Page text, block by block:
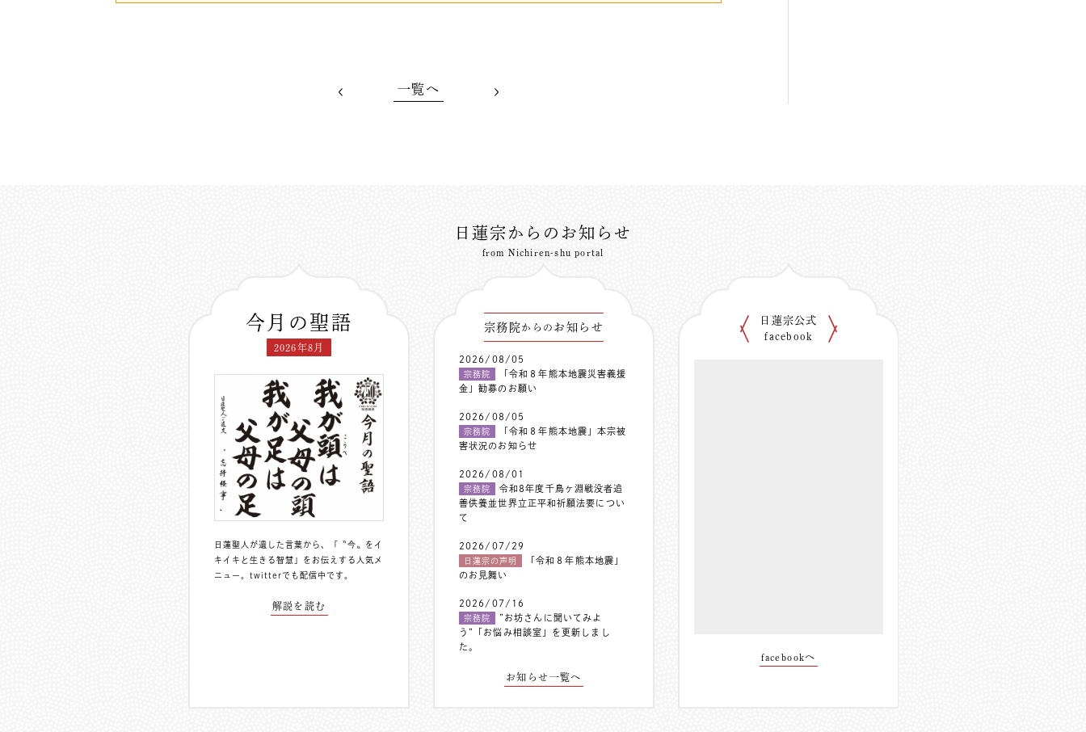
一覧へ
日蓮宗からのお知らせ
from Nichiren-shu portal
今月の聖語
2026年8月
日蓮聖人が遺した言葉から、「〝今〟をイ
キイキと生きる智慧」をお伝えする人気メ
ニュー。 twitterでも配信中 です。
解説を読む
宗務院からの お知らせ
2026/08/05
宗務院
「令和８年熊本地震災害義援
金」勧募のお願い
2026/08/05
宗務院
「令和８年熊本地震」本宗被
害状況のお知らせ
2026/08/01
宗務院
令和8年度千鳥ヶ淵戦没者追
善供養並世界立正平和祈願法要につい
て
2026/07/29
日蓮宗の声明
「令和８年熊本地震」
のお見舞い
2026/07/16
宗務院
”お坊さんに聞いてみよ
う”「お悩み相談室」を更新しまし
た。
お知らせ一覧へ
日蓮宗公式
facebook
facebookへ